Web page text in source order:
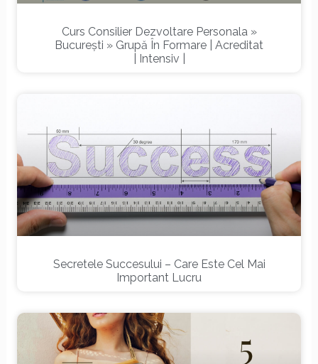
Curs Consilier Dezvoltare Personala »
București » Grupă În Formare | Acreditat
| Intensiv |
Secretele Succesului – Care Este Cel Mai
Important Lucru